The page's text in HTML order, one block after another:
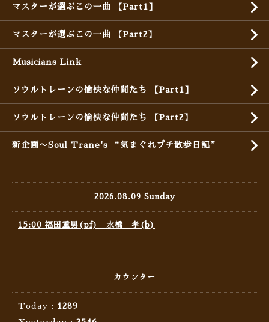
マスターが選ぶこの一曲 【Part1】
マスターが選ぶこの一曲 【Part2】
Musicians Link
ソウルトレーンの愉快な仲間たち 【Part1】
ソウルトレーンの愉快な仲間たち 【Part2】
新企画〜Soul Trane's “気まぐれプチ散歩日記”
2026.08.09 Sunday
15:00 福田重男(pf) 水橋 孝(b)
カウンター
Today :
1289